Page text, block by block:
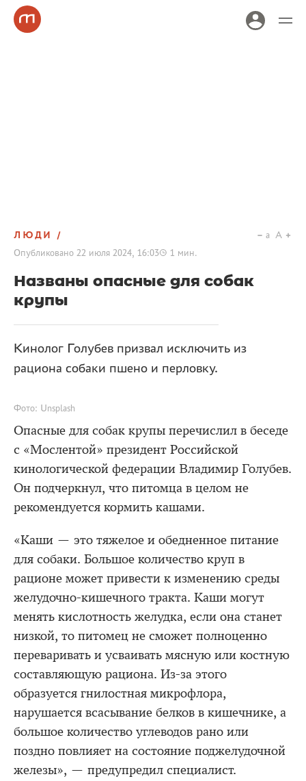
ЛЮДИ
Опубликовано 22 июля 2024, 16:03 1 мин.
a A
Названы опасные для собак
крупы
Кинолог Голубев призвал исключить из
рациона собаки пшено и перловку.
Фото: Unsplash
Опасные для собак крупы перечислил в беседе
с «Мослентой» президент Российской
кинологической федерации Владимир Голубев.
Он подчеркнул, что питомца в целом не
рекомендуется кормить кашами.
«Каши — это тяжелое и обедненное питание
для собаки. Большое количество круп в
рационе может привести к изменению среды
желудочно-кишечного тракта. Каши могут
менять кислотность желудка, если она станет
низкой, то питомец не сможет полноценно
переваривать и усваивать мясную или костную
составляющую рациона. Из-за этого
образуется гнилостная микрофлора,
нарушается всасывание белков в кишечнике, а
большое количество углеводов рано или
поздно повлияет на состояние поджелудочной
железы», — предупредил специалист.